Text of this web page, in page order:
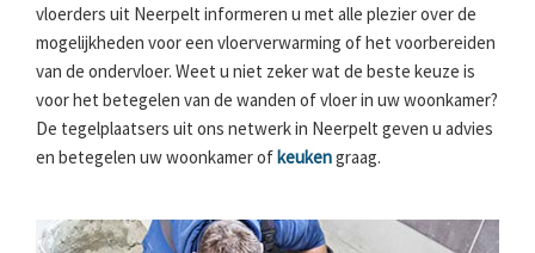
vloerders uit Neerpelt informeren u met alle plezier over de
mogelijkheden voor een vloerverwarming of het voorbereiden
van de ondervloer. Weet u niet zeker wat de beste keuze is
voor het betegelen van de wanden of vloer in uw woonkamer?
De tegelplaatsers uit ons netwerk in Neerpelt geven u advies
en betegelen uw woonkamer of keukengraag.